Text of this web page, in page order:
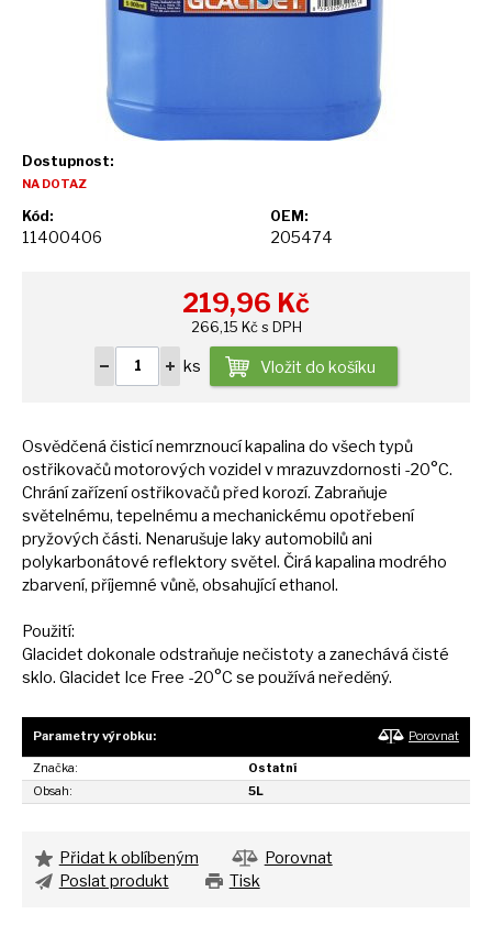
Dostupnost:
NA DOTAZ
Kód:
11400406
OEM:
205474
219,96 Kč
266,15 Kč s DPH
ks Vložit do košíku
Osvědčená čisticí nemrznoucí kapalina do všech typů
ostřikovačů motorových vozidel vmrazuvzdornosti -20°C.
Chrání zařízení ostřikovačů před korozí. Zabraňuje
světelnému, tepelnému a mechanickému opotřebení
pryžových části. Nenarušuje laky automobilů ani
polykarbonátové reflektory světel. Čirá kapalina modrého
zbarvení, příjemné vůně, obsahující ethanol.
Použití:
Glacidet dokonale odstraňuje nečistotya zanechává čisté
sklo. Glacidet Ice Free -20°C se používá neředěný.
Parametry výrobku: Porovnat
Značka:
Ostatní
Obsah:
5L
Přidat k oblíbeným
Porovnat
Poslat produkt
Tisk